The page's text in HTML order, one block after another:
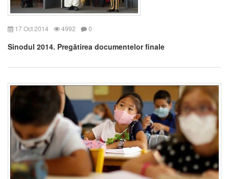
17 Oct 2014 4992 0
Sinodul 2014. Pregătirea documentelor finale